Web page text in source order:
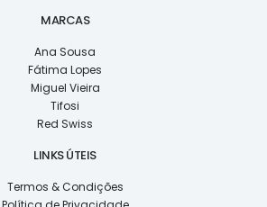
MARCAS
Ana Sousa
Fátima Lopes
Miguel Vieira
Tifosi
Red Swiss
LINKS ÚTEIS
Termos & Condições